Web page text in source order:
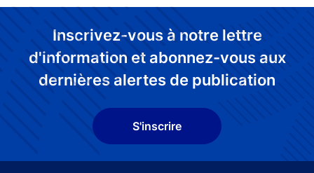
Inscrivez-vous à notre lettre
d'information et abonnez-vous aux
dernières alertes de publication
S'inscrire